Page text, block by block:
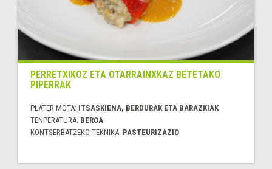
PERRETXIKOZ ETA OTARRAINXKAZ BETETAKO
PIPERRAK
PLATER MOTA: ITSASKIENA, BERDURAK ETA BARAZKIAK
TENPERATURA: BEROA
KONTSERBATZEKO TEKNIKA: PASTEURIZAZIO